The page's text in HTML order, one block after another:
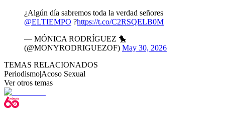
¿Algún día sabremos toda la verdad señores
@ELTIEMPO ?https://t.co/C2RSQELB0M
— MÓNICA RODRÍGUEZ 🐤
(@MONYRODRIGUEZOF) May 30, 2026
TEMAS RELACIONADOS
Periodismo|Acoso Sexual
Ver otros temas